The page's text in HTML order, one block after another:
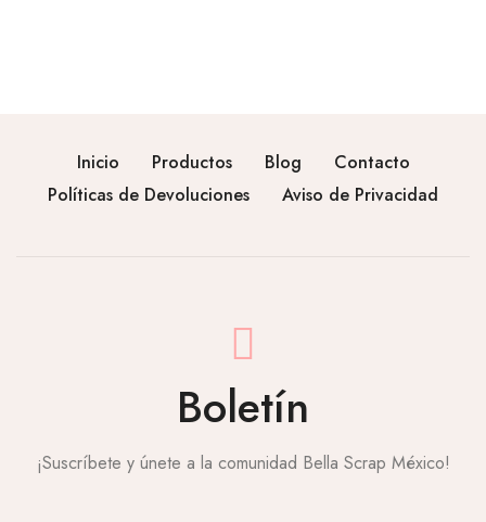
Inicio Productos Blog
Contacto
Políticas de Devoluciones
Aviso de Privacidad
Boletín
¡Suscríbete y únete a la comunidad Bella Scrap México!